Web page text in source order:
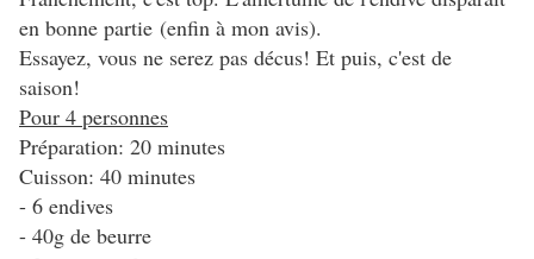
en bonne partie (enfin à mon avis).
Essayez, vous ne serez pas décus! Et puis, c'est de
saison!
Pour 4 personnes
Préparation: 20 minutes
Cuisson: 40 minutes
- 6 endives
- 40g de beurre